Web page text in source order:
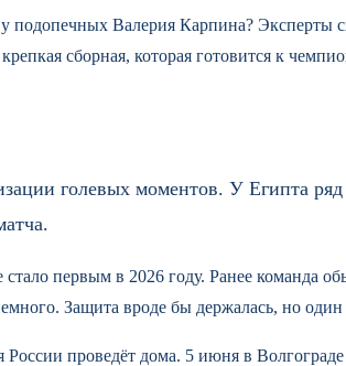
подопечных Валерия Карпина? Эксперты
сборная, которая готовится к
голевых моментов. У Египта
первым в 2026 году. Ранее команда
Защита вроде бы держалась, но
проведёт дома. 5 июня в